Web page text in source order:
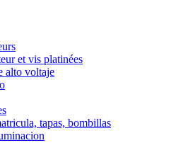
et vis platinées
alto voltaje
tapas, bombillas